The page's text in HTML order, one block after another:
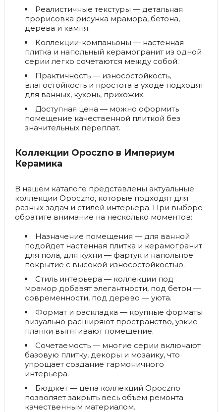
Реалистичные текстуры — детальная
прорисовка рисунка мрамора, бетона,
дерева и камня.
Коллекции-компаньоны — настенная
плитка и напольный керамогранит из одной
серии легко сочетаются между собой.
Практичность — износостойкость,
влагостойкость и простота в уходе подходят
для ванных, кухонь, прихожих.
Доступная цена — можно оформить
помещение качественной плиткой без
значительных переплат.
Коллекции Opoczno в Империум
Керамика
В нашем каталоге представлены актуальные
коллекции Opoczno, которые подходят для
разных задач и стилей интерьера. При выборе
обратите внимание на несколько моментов:
Назначение помещения — для ванной
подойдет настенная плитка и керамогранит
для пола, для кухни — фартук и напольное
покрытие с высокой износостойкостью.
Стиль интерьера — коллекции под
мрамор добавят элегантности, под бетон —
современности, под дерево — уюта.
Формат и раскладка — крупные форматы
визуально расширяют пространство, узкие
планки вытягивают помещение.
Сочетаемость — многие серии включают
базовую плитку, декоры и мозаику, что
упрощает создание гармоничного
интерьера.
Бюджет — цена коллекций Opoczno
позволяет закрыть весь объем ремонта
качественным материалом.